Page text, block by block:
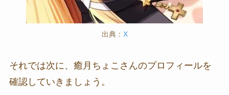
出典： X
それでは次に、癒月ちょこさんのプロフィールを
確認していきましょう。